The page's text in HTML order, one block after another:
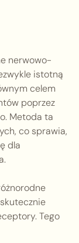
nerwowo-
istotną
celem
poprzez
Metoda ta
co sprawia,
dla
Tego